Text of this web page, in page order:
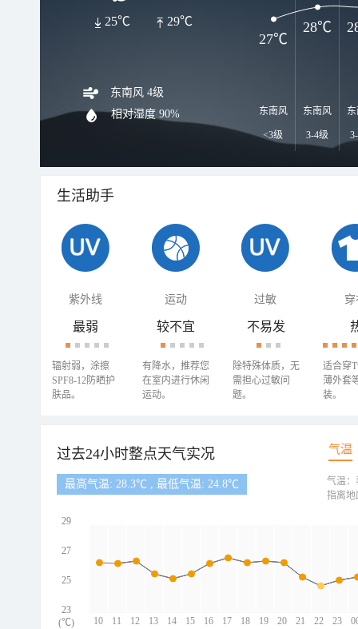
29℃
25℃
东南风 4级
相对湿度 90% 东南风
<3级
东南风
3-4级
27℃
28℃
生活助手
紫外线 运动 过敏 穿
最弱
辐射弱，涂擦
SPF8-12防晒护
肤品。
较不宜
有降水，推荐您
在室内进行休闲
运动。
不易发
除特殊体质，无
需担心过敏问
题。
适合穿
薄外套
装。
过去24小时整点天气实况 气温
最高气温: 28.3℃ , 最低气温: 24.8℃
10 11 12 13 14 15 16 17 18 19 20 21 22 23
29
27
25
23
(℃)
气温：
指离地